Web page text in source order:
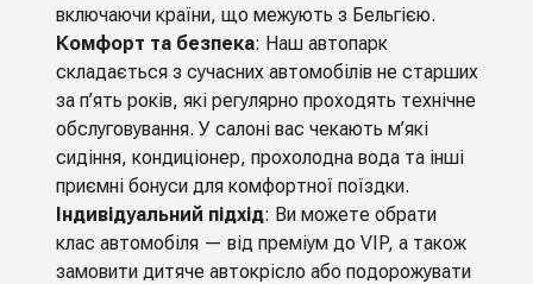
включаючи країни, що межують з Бельгією.
Комфорт та безпека: Наш автопарк
складається з сучасних автомобілів не старших
за п’ять років, які регулярно проходять технічне
обслуговування. У салоні вас чекають м’які
сидіння, кондиціонер, прохолодна вода та інші
приємні бонуси для комфортної поїздки.
Індивідуальний підхід: Ви можете обрати
клас автомобіля — від преміум до VIP, а також
замовити дитяче автокрісло або подорожувати